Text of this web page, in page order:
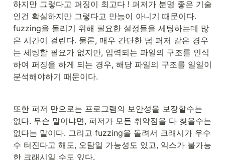
하지만 그렇다고 퍼징이 최고다 ! 퍼저가 분명 좋은 기술
인건 확실하지만 그렇다고 만능이 아니기 때문이다.
fuzzing을 돌리기 위해 필요한 설정들을 세팅하는데 많
은 시간이 걸린다. 물론, 매우 간단한 덤 퍼저 같은 경우
는 세팅할 필요가 없지만, 입력되는 파일의 구조를 인식
하여 퍼징을 하게 되는 경우, 해당 파일의 구조를 일일이
분석해야하기 때문이다.
또한 퍼저 만으로는 프로그램의 보안성을 보장할수는
없다. 무슨 말이냐면, 퍼저가 모든 취약점을 다 찾을수는
없다는 말이다. 그리고 fuzzing을 돌려서 크래시가 우수
수 터진다고 해도, 오탐일 가능성도 있고, 익스가 불가능
한 크래시일 수도 있다.